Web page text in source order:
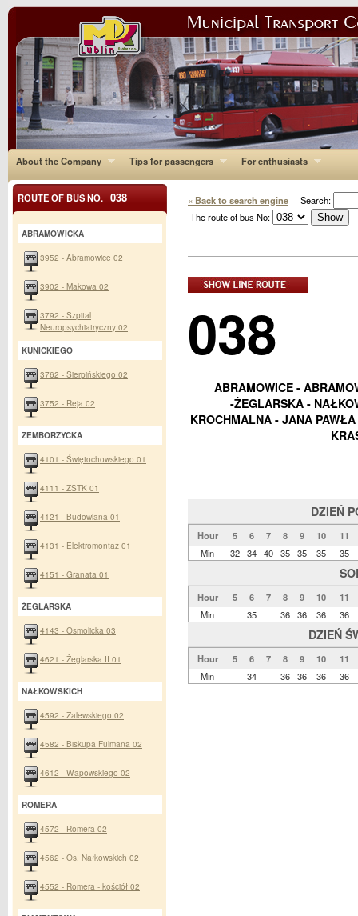
About the Company Tips for passengers For enthusiasts
« Back to search engine Search:
The route of bus No:
038
ABRAMOWICE -
-ŻEGLARSKA -
KROCHMALNA - JANA
DZIEŃ
Hour 5 6 7 8 9 10
11
Min
32 34 40 35 35 35 35
Hour 5 6 7 8 9 10
11
Min
35 36 36 36 36
DZIEŃ
Hour 5 6 7 8 9 10
11
Min
34 36 36 36 36
ROUTE OF BUS NO. 038
ABRAMOWICKA
3952 - Abramowice 02
3902 - Makowa 02
3792 - Szpital
Neuropsychiatryczny 02
KUNICKIEGO
3762 - Sierpińskiego 02
3752 - Reja 02
ZEMBORZYCKA
4101 - Świętochowskiego 01
4111 - ZSTK 01
4121 - Budowlana 01
4131 - Elektromontaż 01
4151 - Granata 01
ŻEGLARSKA
4143 - Osmolicka 03
4621 - Żeglarska II 01
NAŁKOWSKICH
4592 - Zalewskiego 02
4582 - Biskupa Fulmana 02
4612 - Wapowskiego 02
ROMERA
4572 - Romera 02
4562 - Os. Nałkowskich 02
4552 - Romera - kościół 02